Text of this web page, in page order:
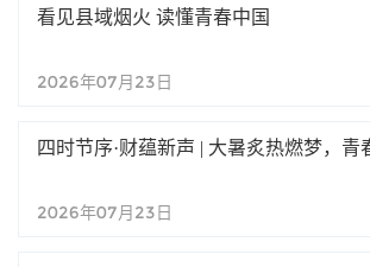
看见县域烟火 读懂青春中国
2026年07月23日
四时节序·财蕴新声 | 大暑炙热燃梦，青
2026年07月23日